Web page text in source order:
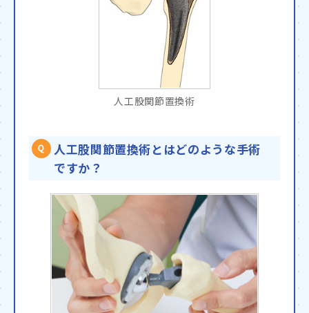
人工股関節置換術
人工股関節置換術とはどのような手術
ですか？